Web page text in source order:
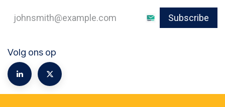
Subscribe
Volg ons op